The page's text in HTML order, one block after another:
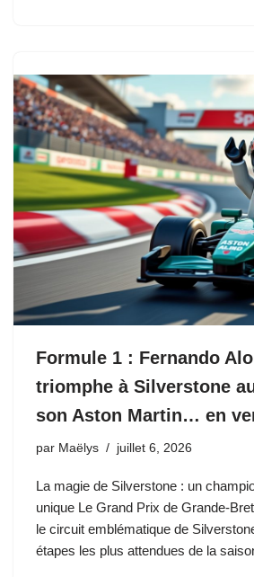
Formule 1 : Fernando
triomphe à Silverstone
son Aston Martin… en
par Maëlys juillet 6, 2026
La magie de Silverstone : un
unique Le Grand Prix de Grande-
le circuit emblématique de
étapes les plus attendues de la